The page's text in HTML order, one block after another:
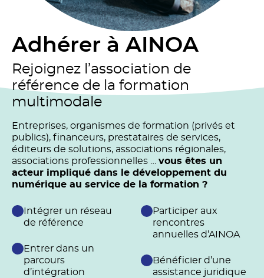
Adhérer à AINOA
Rejoignez l’association de
référence de la formation
multimodale
Entreprises, organismes de formation (privés et
publics), financeurs, prestataires de services,
éditeurs de solutions, associations régionales,
associations professionnelles … vous êtes un
acteur impliqué dans le développement du
numérique au service de la formation ?
Intégrer un réseau
de référence
Entrer dans un
parcours
d’intégration
Participer aux
rencontres
annuelles d’AINOA
Bénéficier d’une
assistance juridique